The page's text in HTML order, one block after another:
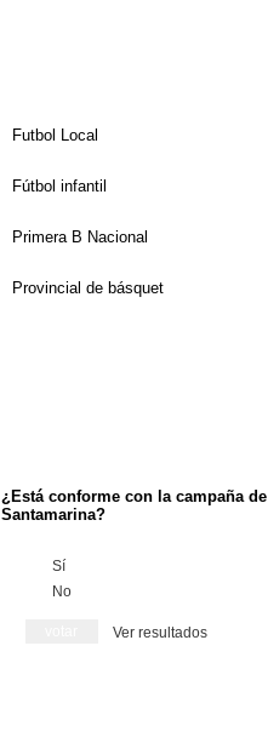
Futbol Local
Fútbol infantil
Primera B Nacional
Provincial de básquet
¿Está conforme con la campaña de
Santamarina?
Sí
No
Ver resultados